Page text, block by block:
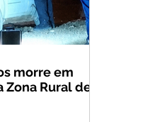
morre em
Rural de